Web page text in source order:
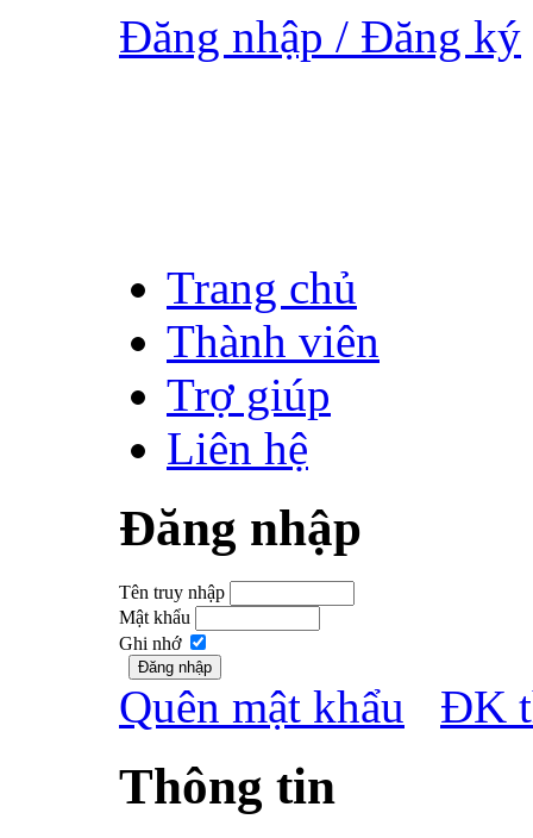
Đăng nhập / Đăng ký
Trang chủ
Thành viên
Trợ giúp
Liên hệ
Đăng nhập
Tên truy nhập
Mật khẩu
Ghi nhớ
Quên mật khẩu ĐK
Thông tin